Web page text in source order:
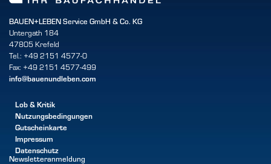
BAUEN+LEBEN Service GmbH & Co. KG
Untergath 184
47805 Krefeld
Tel.: +49 2151 4577-0
Fax: +49 2151 4577-499
info@bauenundleben.com
Lob & Kritik
Nutzungsbedingungen
Gutscheinkarte
Impressum
Datenschutz
Newsletteranmeldung